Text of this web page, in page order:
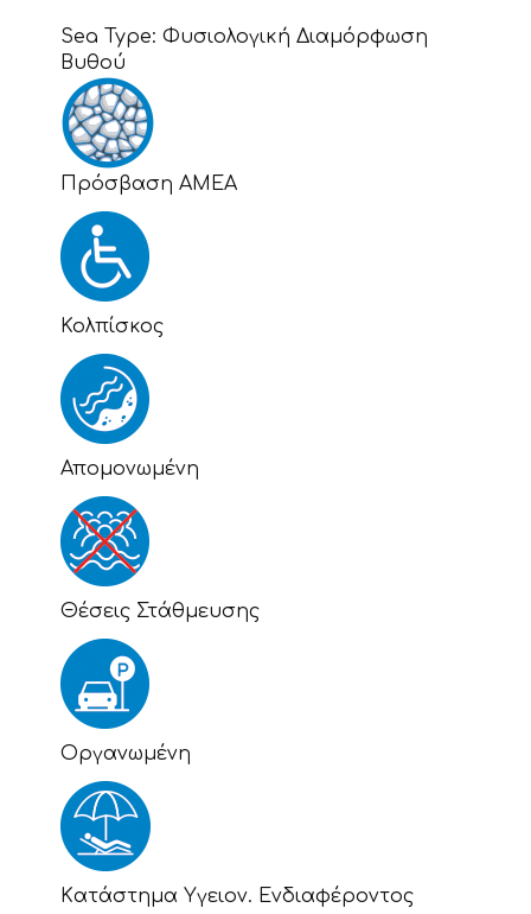
Sea Type:Φυσιολογική Διαμόρφωση
Βυθού
Πρόσβαση ΑΜΕΑ
Κολπίσκος
Απομονωμένη
Θέσεις Στάθμευσης
Οργανωμένη
Kατάστημα Υγειον. Ενδιαφέροντος